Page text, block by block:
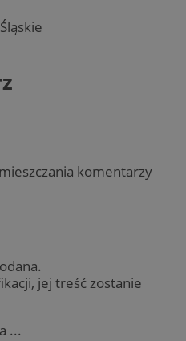
komentarzy
jej treść zostanie
...